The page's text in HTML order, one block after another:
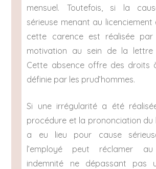
mensuel. Toutefois, si la
sérieuse menant au licenciement
cette carence est réalisée
motivation au sein de la lettre
Cette absence offre des droits
définie par les prud’hommes.
Si une irrégularité a été
procédure et la prononciation du
a eu lieu pour cause
l’employé peut réclamer
indemnité ne dépassant pas